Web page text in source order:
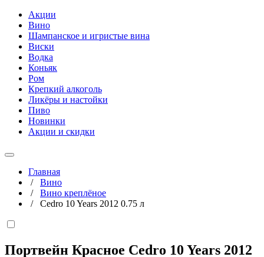
Акции
Вино
Шампанское и игристые вина
Виски
Водка
Коньяк
Ром
Крепкий алкоголь
Ликёры и настойки
Пиво
Новинки
Акции и скидки
Главная
/ Вино
/ Вино креплёное
/ Cedro 10 Years 2012 0.75 л
Портвейн Красное Cedro 10 Years 2012